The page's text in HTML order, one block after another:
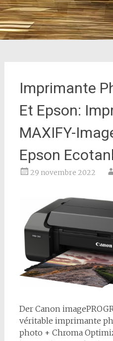
Imprimante
Et Epson:
MAXIFY-
Epson
29 novembre 2022
Der Canon
véritable imprimante
photo + Chroma